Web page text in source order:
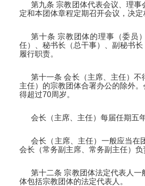
第九条 宗教团体代表会议、理
定和本团体章程定期召开会议，决
第十条 宗教团体的理事（委员
任）、秘书长（总干事）、副秘书
履行职责。
第十一条 会长（主席、主任）
主任）的宗教团体合署办公的除外
得超过70周岁。
会长（主席、主任）每届任期五
会长（主席、主任）一般应当在
会长（常务副主席、常务副主任）
第十二条 宗教团体法定代表人
体包括宗教团体的法定代表人。